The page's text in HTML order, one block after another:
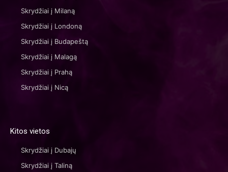
Skrydžiai į Milaną
Skrydžiai į Londoną
Skrydžiai į Budapeštą
Skrydžiai į Malagą
Skrydžiai į Prahą
Skrydžiai į Nicą
Kitos vietos
Skrydžiai į Dubajų
Skrydžiai į Taliną